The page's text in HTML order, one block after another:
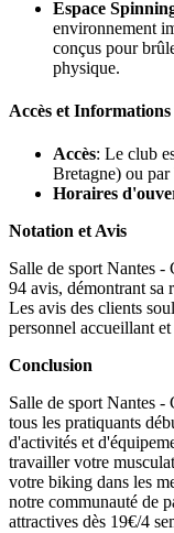
Espace
environnement
conçus pour
physique.
Accès et
Accès: Le club
Bretagne) ou
Horaires
Notation et Avis
Salle de sport Nantes -
94 avis, démontrant sa
Les avis des clients
personnel accueillant
Conclusion
Salle de sport Nantes -
tous les pratiquants
d'activités et
travailler votre
votre biking dans les
notre communauté de
attractives dès 19€/4